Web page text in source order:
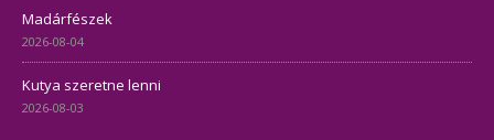
Madárfészek
2026-08-04
Kutya szeretne lenni
2026-08-03